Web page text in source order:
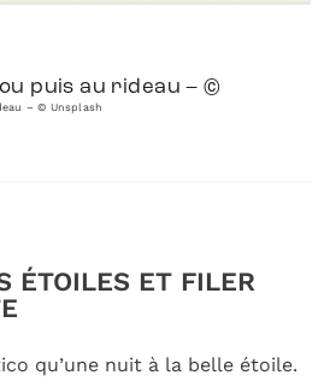
– © Unsplash
ÉTOILES ET FILER
qu’une nuit à la belle étoile.